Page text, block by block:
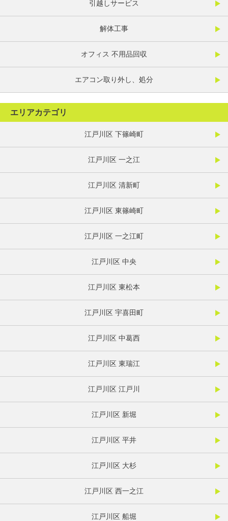
引越しサービス
解体工事
オフィス 不用品回収
エアコン取り外し、処分
エリアカテゴリ
江戸川区 下篠崎町
江戸川区 一之江
江戸川区 清新町
江戸川区 東篠崎町
江戸川区 一之江町
江戸川区 中央
江戸川区 東松本
江戸川区 宇喜田町
江戸川区 中葛西
江戸川区 東瑞江
江戸川区 江戸川
江戸川区 新堀
江戸川区 平井
江戸川区 大杉
江戸川区 西一之江
江戸川区 船堀